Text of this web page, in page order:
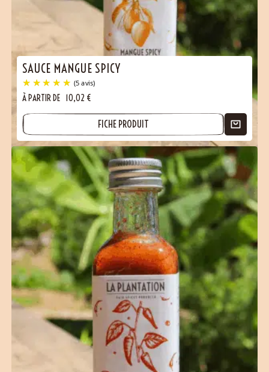
SAUCE MANGUE SPICY
À PARTIR DE 10,02 €
FICHE PRODUIT